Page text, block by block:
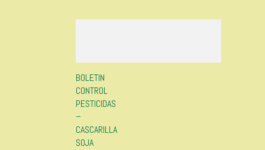
BOLETIN
CONTROL
PESTICIDAS
–
CASCARILLA
SOJA